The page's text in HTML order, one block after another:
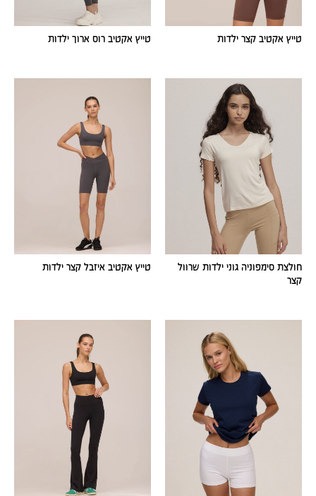
טייץ אקטיב קצר ילדות טייץ אקטיב רוס ארוך ילדות
חולצת סימפוניה גוני ילדות שרוול
קצר
טייץ אקטיב איזבל קצר ילדות